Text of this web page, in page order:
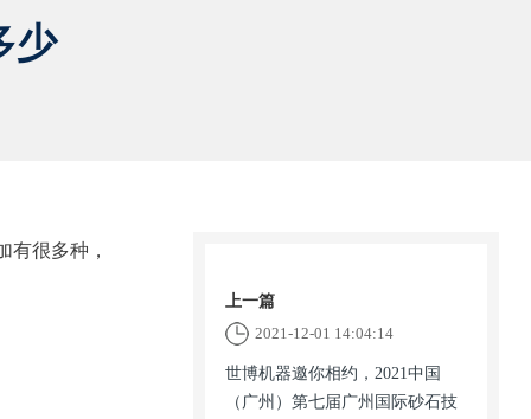
少
有很多种，
上一篇
2021-12-01 14:04:14
世博机器邀你相约，2021中国
（广州）第七届广州国际砂石技